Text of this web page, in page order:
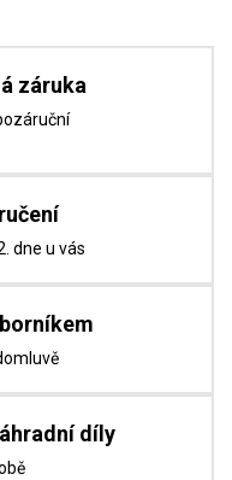
záruka
dne u vás
díly